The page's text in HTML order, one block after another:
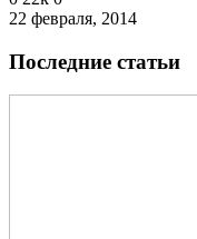
22 февраля, 2014
Последние статьи